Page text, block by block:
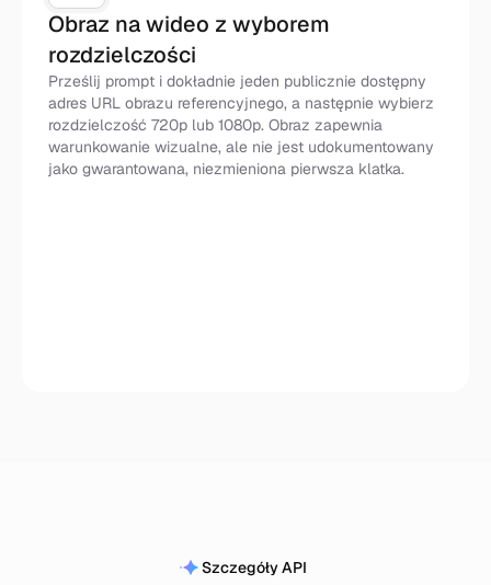
Obraz na wideo z wyborem
rozdzielczości
Prześlij prompt i dokładnie jeden publicznie dostępny
adres URL obrazu referencyjnego, a następnie wybierz
rozdzielczość 720p lub 1080p. Obraz zapewnia
warunkowanie wizualne, ale nie jest udokumentowany
jako gwarantowana, niezmieniona pierwsza klatka.
Szczegóły API